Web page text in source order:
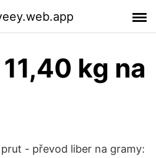
kg na
- převod liber na gramy: